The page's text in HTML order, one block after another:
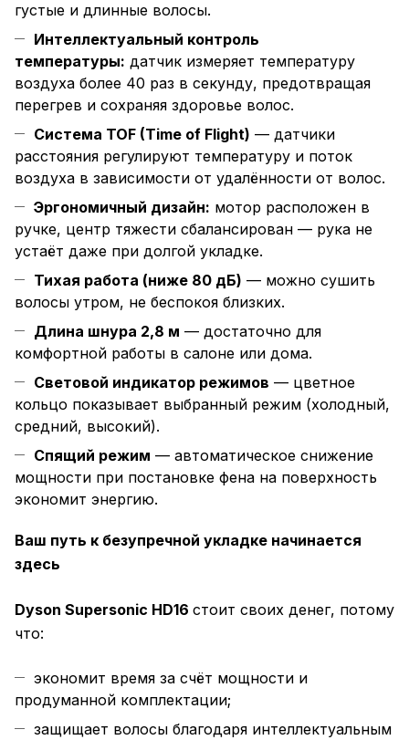
густые и длинные волосы.
Интеллектуальный контроль
температуры: датчик измеряет температуру
воздуха более 40 раз в секунду, предотвращая
перегрев и сохраняя здоровье волос.
Система TOF (Time of Flight) — датчики
расстояния регулируют температуру и поток
воздуха в зависимости от удалённости от волос.
Эргономичный дизайн: мотор расположен в
ручке, центр тяжести сбалансирован — рука не
устаёт даже при долгой укладке.
Тихая работа (ниже 80 дБ) — можно сушить
волосы утром, не беспокоя близких.
Длина шнура 2,8 м — достаточно для
комфортной работы в салоне или дома.
Световой индикатор режимов — цветное
кольцо показывает выбранный режим (холодный,
средний, высокий).
Спящий режим — автоматическое снижение
мощности при постановке фена на поверхность
экономит энергию.
Ваш путь к безупречной укладке начинается
здесь
Dyson Supersonic HD16 стоит своих денег, потому
что:
экономит время за счёт мощности и
продуманной комплектации;
защищает волосы благодаря интеллектуальным